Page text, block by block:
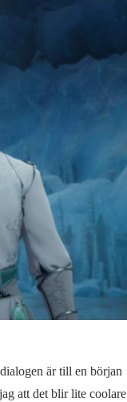
är till en början
att det blir lite coolare